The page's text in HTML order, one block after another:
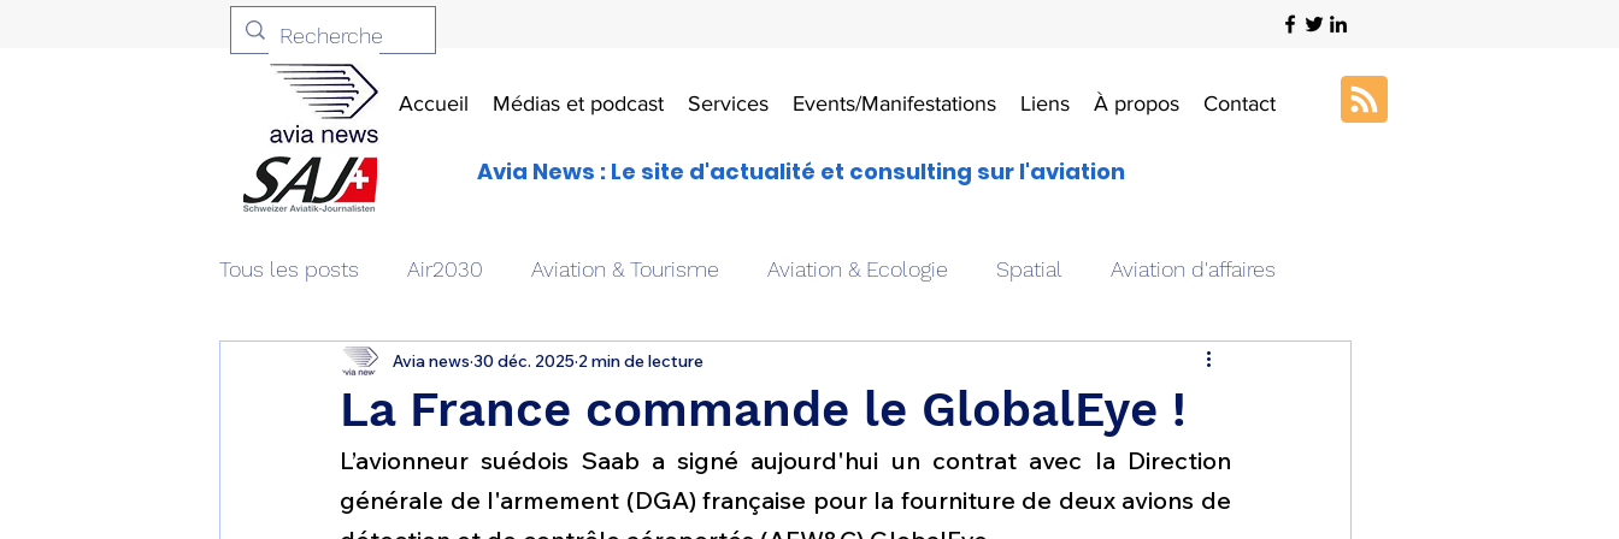
Accueil Médias et podcast Services Events/Manifestations Liens À propos Contact
Avia News : Le site d'actualité et consulting sur l'aviation
Tous les posts Air2030 Aviation & Tourisme Aviation & Ecologie Spatial Aviation d'affaires
Aviation & Défense Livres Drones aériens Art & Aviation
Patrimoine aéronautique Avionique & pilotage Avion expérimental Formation aéronautique
La France commande le GlobalEye !
Avia news 30 déc. 2025 2 min de lecture
L’avionneur suédois Saab a signé aujourd'hui un contrat avec la Direction
générale de l'armement (DGA) française pour la fourniture de deux avions de